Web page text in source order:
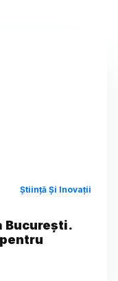
Știință Și Inovații
București.